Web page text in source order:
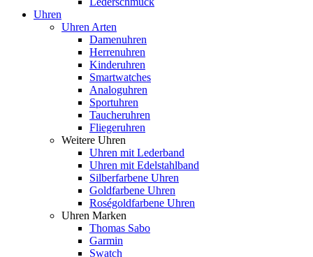
Uhren
Uhren Arten
Damenuhren
Herrenuhren
Kinderuhren
Smartwatches
Analoguhren
Sportuhren
Taucheruhren
Fliegeruhren
Weitere Uhren
Uhren mit Lederband
Uhren mit Edelstahlband
Silberfarbene Uhren
Goldfarbene Uhren
Roségoldfarbene Uhren
Uhren Marken
Thomas Sabo
Garmin
Swatch